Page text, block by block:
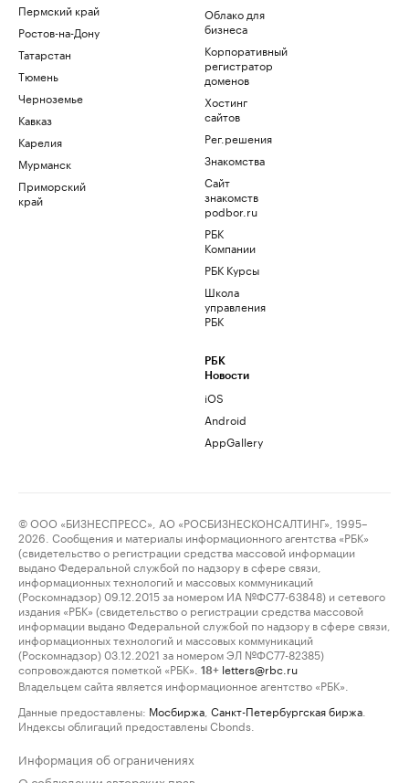
Пермский край
Ростов-на-Дону
Татарстан
Тюмень
Черноземье
Кавказ
Карелия
Мурманск
Приморский
край
Облако для
бизнеса
Корпоративный
регистратор
доменов
Хостинг
сайтов
Рег.решения
Знакомства
Сайт
знакомств
podbor.ru
РБК
Компании
РБК Курсы
Школа
управления
РБК
РБК
Новости
iOS
Android
AppGallery
© ООО «БИЗНЕСПРЕСС», АО «РОСБИЗНЕСКОНСАЛТИНГ», 1995–
2026. Сообщения и материалы информационного агентства «РБК»
(свидетельство о регистрации средства массовой информации
выдано Федеральной службой по надзору в сфере связи,
информационных технологий и массовых коммуникаций
(Роскомнадзор) 09.12.2015 за номером ИА №ФС77-63848) и сетевого
издания «РБК» (свидетельство о регистрации средства массовой
информации выдано Федеральной службой по надзору в сфере связи,
информационных технологий и массовых коммуникаций
(Роскомнадзор) 03.12.2021 за номером ЭЛ №ФС77-82385)
сопровождаются пометкой «РБК».
18+ letters@rbc.ru
Владельцем сайта является информационное агентство «РБК».
Данные предоставлены: Мосбиржа Санкт-Петербургская биржа
Индексы облигаций предоставлены Cbonds.
Информация об ограничениях